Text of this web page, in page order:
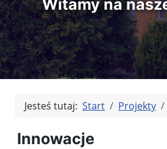
Witamy na
Jesteś tutaj: Start Projekty
Innowacje